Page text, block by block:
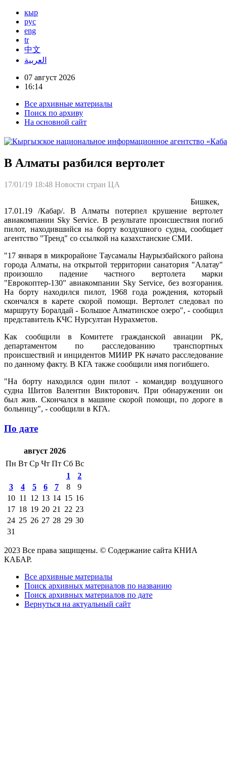
кыр
рус
eng
tr
中文
العربية
07 август 2026
16:14
Все архивные материалы
Поиск по архиву
На основной сайт
В Алматы разбился вертолет
17/01/19 18:48 Новости стран ЦА
Бишкек,
17.01.19 /Кабар/. В Алматы потерпел крушение вертолет
авиакомпании Sky Service. В результате происшествия погиб
пилот, находившийся на борту воздушного судна, сообщает
агентство "Тренд" со ссылкой на казахстанские СМИ.
"17 января в микрорайоне Таусамалы Наурызбайского района
города Алматы, на открытой территории санатория "Алатау"
произошло падение частного вертолета марки
"Еврокоптер-130" авиакомпании Sky Service, без возгорания.
На борту находился пилот, 1968 года рождения, который
скончался в карете скорой помощи. Вертолет следовал по
маршруту Боралдай - Большое Алматинское озеро", - сообщил
представитель КЧС Нурсултан Нурахметов.
Как сообщили в Комитете гражданской авиации РК,
департаментом по расследованию транспортных
происшествий и инцидентов МИИР РК начато расследование
по данному факту. В КГА также сообщили имя погибшего.
"На борту находился один пилот - командир воздушного
судна Шитов Валентин Викторович. При обнаружении он
был жив. Скончался в машине скорой помощи, по дороге в
больницу", - сообщили в КГА.
По дате
август 2026
Пн Вт Ср Чт Пт Сб Вс
1
2
3
4 5 6 7 8
9
10 11 12 13 14 15 16
17 18 19 20 21 22 23
24 25 26 27 28 29 30
31
2023 Все права защищены. © Содержание сайта КНИА
КАБАР.
Все архивные материалы
Поиск архивных материалов по названию
Поиск архивных материалов по дате
Вернуться на актуальный сайт